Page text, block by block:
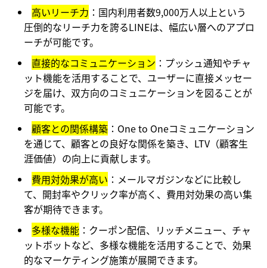
高いリーチ力 ：国内利用者数9,000万人以上という
圧倒的なリーチ力を誇るLINEは、幅広い層へのアプロ
ーチが可能です。
直接的なコミュニケーション ：プッシュ通知やチャ
ット機能を活用することで、ユーザーに直接メッセー
ジを届け、双方向のコミュニケーションを図ることが
可能です。
顧客との関係構築 ：One to Oneコミュニケーション
を通じて、顧客との良好な関係を築き、LTV（顧客生
涯価値）の向上に貢献します。
費用対効果が高い ：メールマガジンなどに比較し
て、開封率やクリック率が高く、費用対効果の高い集
客が期待できます。
多様な機能 ：クーポン配信、リッチメニュー、チャ
ットボットなど、多様な機能を活用することで、効果
的なマーケティング施策が展開できます。